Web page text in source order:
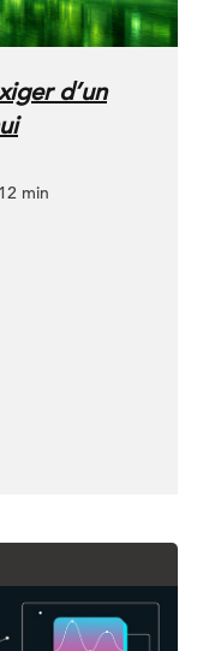
d’un
12 min